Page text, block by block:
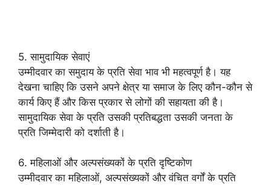
5. सामुदायिक सेवाएं
उम्मीदवार का समुदाय के प्रति सेवा भाव भी महत्वपूर्ण है। यह
देखना चाहिए कि उसने अपने क्षेत्र या समाज के लिए कौन-कौन से
कार्य किए हैं और किस प्रकार से लोगों की सहायता की है।
सामुदायिक सेवा के प्रति उसकी प्रतिबद्धता उसकी जनता के
प्रति जिम्मेदारी को दर्शाती है।
6. महिलाओं और अल्पसंख्यकों के प्रति दृष्टिकोण
उम्मीदवार का महिलाओं, अल्पसंख्यकों और वंचित वर्गों के प्रति